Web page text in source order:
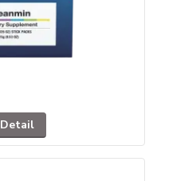
Detail